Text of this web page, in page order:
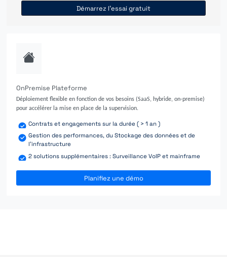
Démarrez l'essai gratuit
OnPremise Plateforme
Déploiement flexible en fonction de vos besoins (SaaS, hybride, on-premise)
pour accélérer la mise en place de la supervision.
Contrats et engagements sur la durée ( > 1 an )
Gestion des performances, du Stockage des données et de
l'infrastructure
2 solutions supplémentaires : Surveillance VoIP et mainframe
Planifiez une démo